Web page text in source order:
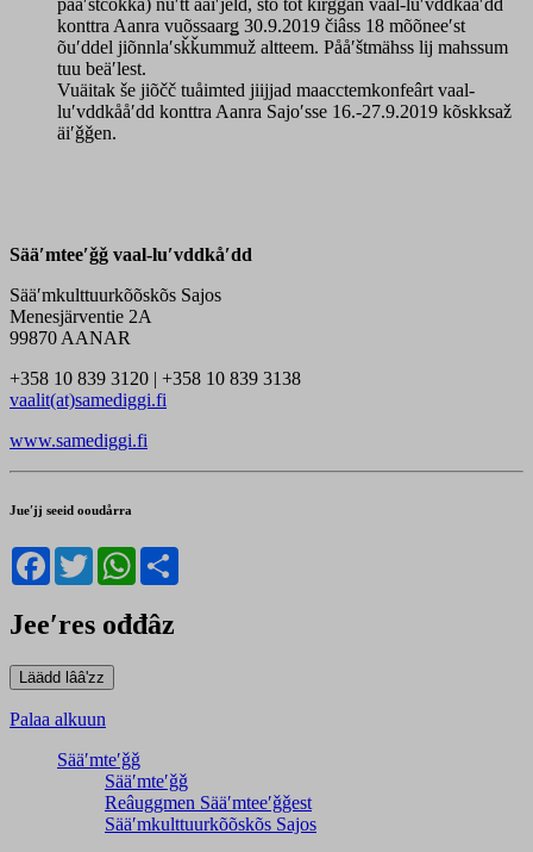
pååʹštčokka) nuʹtt ääiʹjeld, što tõt ǩirggan vaal-luʹvddkååʹdd
konttra Aanra vuõssaarǥ 30.9.2019 čiâss 18 mõõneeʹst
õuʹddel jiõnnlaʹsǩǩummuž altteem. Pååʹštmähss lij mahssum
tuu beäʹlest.
Vuäitak še jiõčč tuåimted jiijjad maacctemkonfeârt vaal-
luʹvddkååʹdd konttra Aanra Sajoʹsse 16.-27.9.2019 kõskksaž
äiʹǧǧen.
Sääʹmteeʹǧǧ vaal-luʹvddkåʹdd
Sääʹmkulttuurkõõskõs Sajos
Menesjärventie 2A
99870 AANAR
+358 10 839 3120 | +358 10 839 3138
vaalit(at)samediggi.fi
www.samediggi.fi
Jueʹjj seeid ooudårra
Facebook
TwitterWhatsApp
Jeeʹres ođđâz
Palaa alkuun
Sääʹmteʹǧǧ
Sääʹmteʹǧǧ
Reâuggmen Sääʹmteeʹǧǧest
Sääʹmkulttuurkõõskõs Sajos